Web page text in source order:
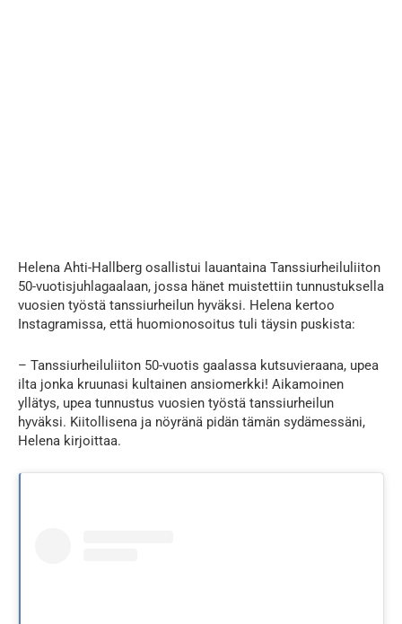
Helena Ahti-Hallberg osallistui lauantaina Tanssiurheiluliiton
50-vuotisjuhlagaalaan, jossa hänet muistettiin tunnustuksella
vuosien työstä tanssiurheilun hyväksi. Helena kertoo
Instagramissa, että huomionosoitus tuli täysin puskista:
– Tanssiurheiluliiton 50-vuotis gaalassa kutsuvieraana, upea
ilta jonka kruunasi kultainen ansiomerkki! Aikamoinen
yllätys, upea tunnustus vuosien työstä tanssiurheilun
hyväksi. Kiitollisena ja nöyränä pidän tämän sydämessäni,
Helena kirjoittaa.